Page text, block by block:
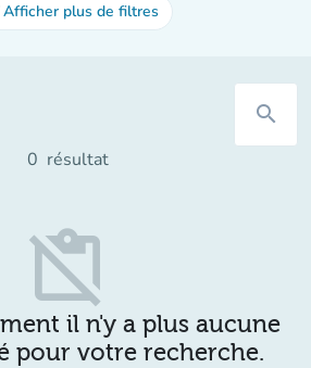
Afficher plus de filtres
search
0 résultat
content_paste_off
il n'y a plus aucune
pour votre recherche.